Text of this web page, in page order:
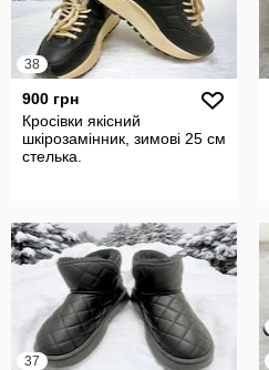
38
900 грн
Кросівки якісний
шкірозамінник, зимові 25 см
стелька.
37